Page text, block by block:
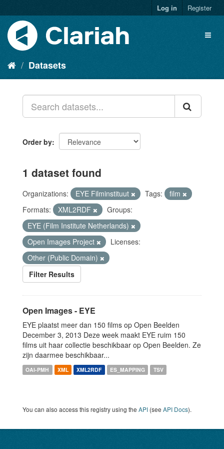
Log in Register
Datasets
Order by
1 dataset found
Organizations: EYE Filminstituut Tags:
film
Formats:
XML2RDF
Groups:
EYE (Film Institute Netherlands)
Open Images Project
Licenses:
Other (Public Domain)
Filter Results
Open Images - EYE
EYE plaatst meer dan 150 films op Open Beelden
December 3, 2013 Deze week maakt EYE ruim 150
films uit haar collectie beschikbaar op Open Beelden. Ze
zijn daarmee beschikbaar...
OAI-PMH XML XML2RDF ES_MAPPING TSV
You can also access this registry using the API (see API Docs).